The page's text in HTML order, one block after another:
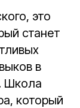
это
станет
в
Школа
который